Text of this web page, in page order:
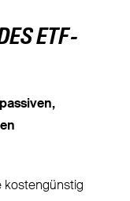
ETF-
kostengünstig